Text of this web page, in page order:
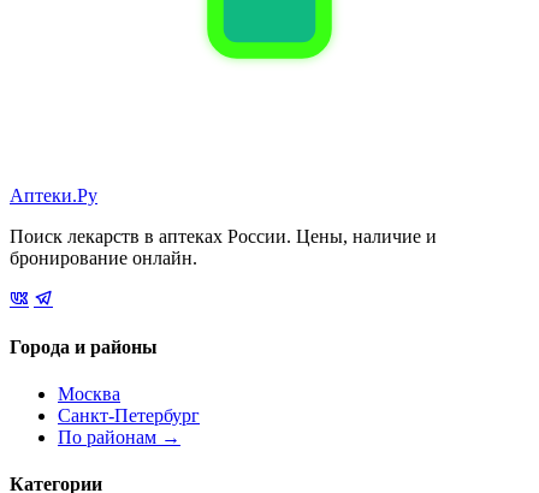
Аптеки.Ру
Поиск лекарств в аптеках России. Цены, наличие и
бронирование онлайн.
Города и районы
Москва
Санкт-Петербург
По районам →
Категории